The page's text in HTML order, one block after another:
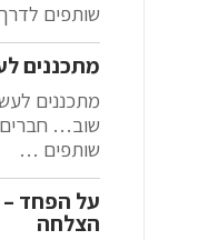
שותפים
מתכננים
מתכננים
שוב… חברים
שותפים …
הצלחה